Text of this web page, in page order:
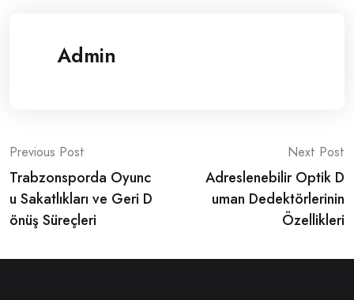
Admin
Post
navigation
Previous Post
Trabzonsporda Oyunc
u Sakatlıkları ve Geri D
önüş Süreçleri
Next Post
Adreslenebilir Optik D
uman Dedektörlerinin
Özellikleri